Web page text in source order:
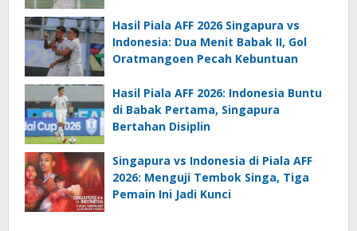
Hasil Piala AFF 2026 Singapura vs
Indonesia: Dua Menit Babak II, Gol
Oratmangoen Pecah Kebuntuan
Hasil Piala AFF 2026: Indonesia Buntu
di Babak Pertama, Singapura
Bertahan Disiplin
Singapura vs Indonesia di Piala AFF
2026: Menguji Tembok Singa, Tiga
Pemain Ini Jadi Kunci